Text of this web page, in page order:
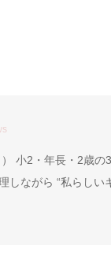
小2・年長・2歳
しながら “私らしい